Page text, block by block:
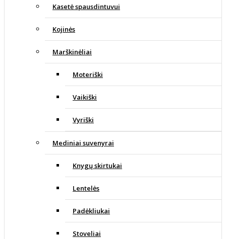
Kasetė spausdintuvui
Kojinės
Marškinėliai
Moteriški
Vaikiški
Vyriški
Mediniai suvenyrai
Knygų skirtukai
Lentelės
Padėkliukai
Stoveliai